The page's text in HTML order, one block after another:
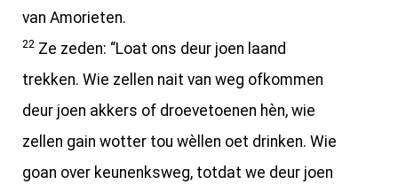
van Amorieten.
22 Ze zeden: “Loat ons deur joen laand
trekken. Wie zellen nait van weg ofkommen
deur joen akkers of droevetoenen hèn, wie
zellen gain wotter tou wèllen oet drinken. Wie
goan over keunenksweg, totdat we deur joen